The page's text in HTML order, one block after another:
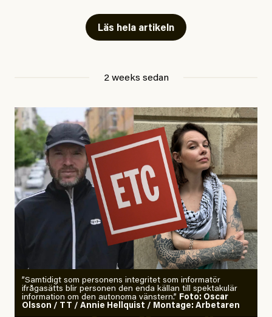
Läs hela artikeln
2 weeks sedan
”Samtidigt som personens integritet som informatör
ifrågasätts blir personen den enda källan till spektakulär
information om den autonoma vänstern.” Foto: Oscar
Olsson / TT / Annie Hellquist / Montage: Arbetaren